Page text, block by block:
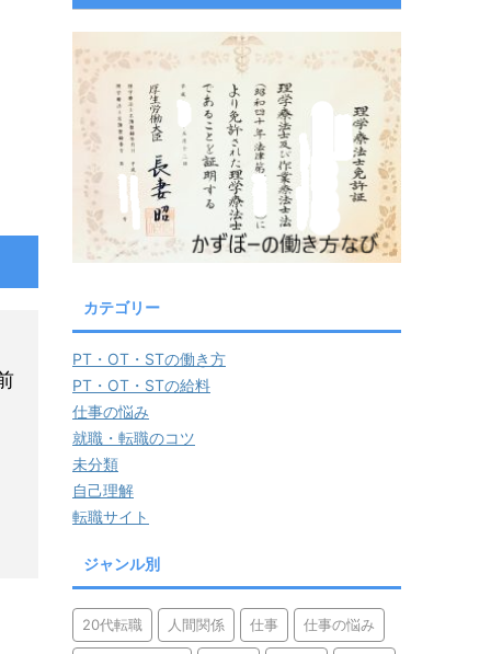
カテゴリー
PT・OT・STの働き方
PT・OT・STの給料
仕事の悩み
就職・転職のコツ
未分類
自己理解
転職サイト
ジャンル別
20代転職 人間関係 仕事 仕事の悩み